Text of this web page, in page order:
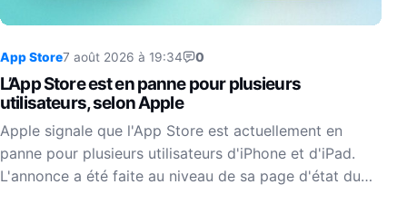
App Store7 août 2026 à 19:34 0
L’App Store est en panne pour plusieurs
utilisateurs, selon Apple
Apple signale que l'App Store est actuellement en
panne pour plusieurs utilisateurs d'iPhone et d'iPad.
L'annonce a été faite au niveau de sa page d'état du…